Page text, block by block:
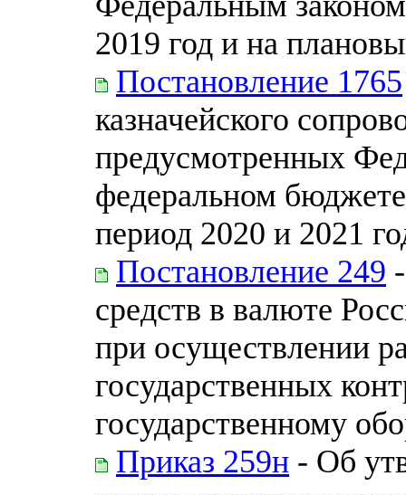
2019 год и на
Постановление 1765
казначейского
предусмотренных
федеральном
период 2020 и 2021
Постановление 249
средств в валюте
при осуществлении
государственных
государственному
Приказ 259н - Об